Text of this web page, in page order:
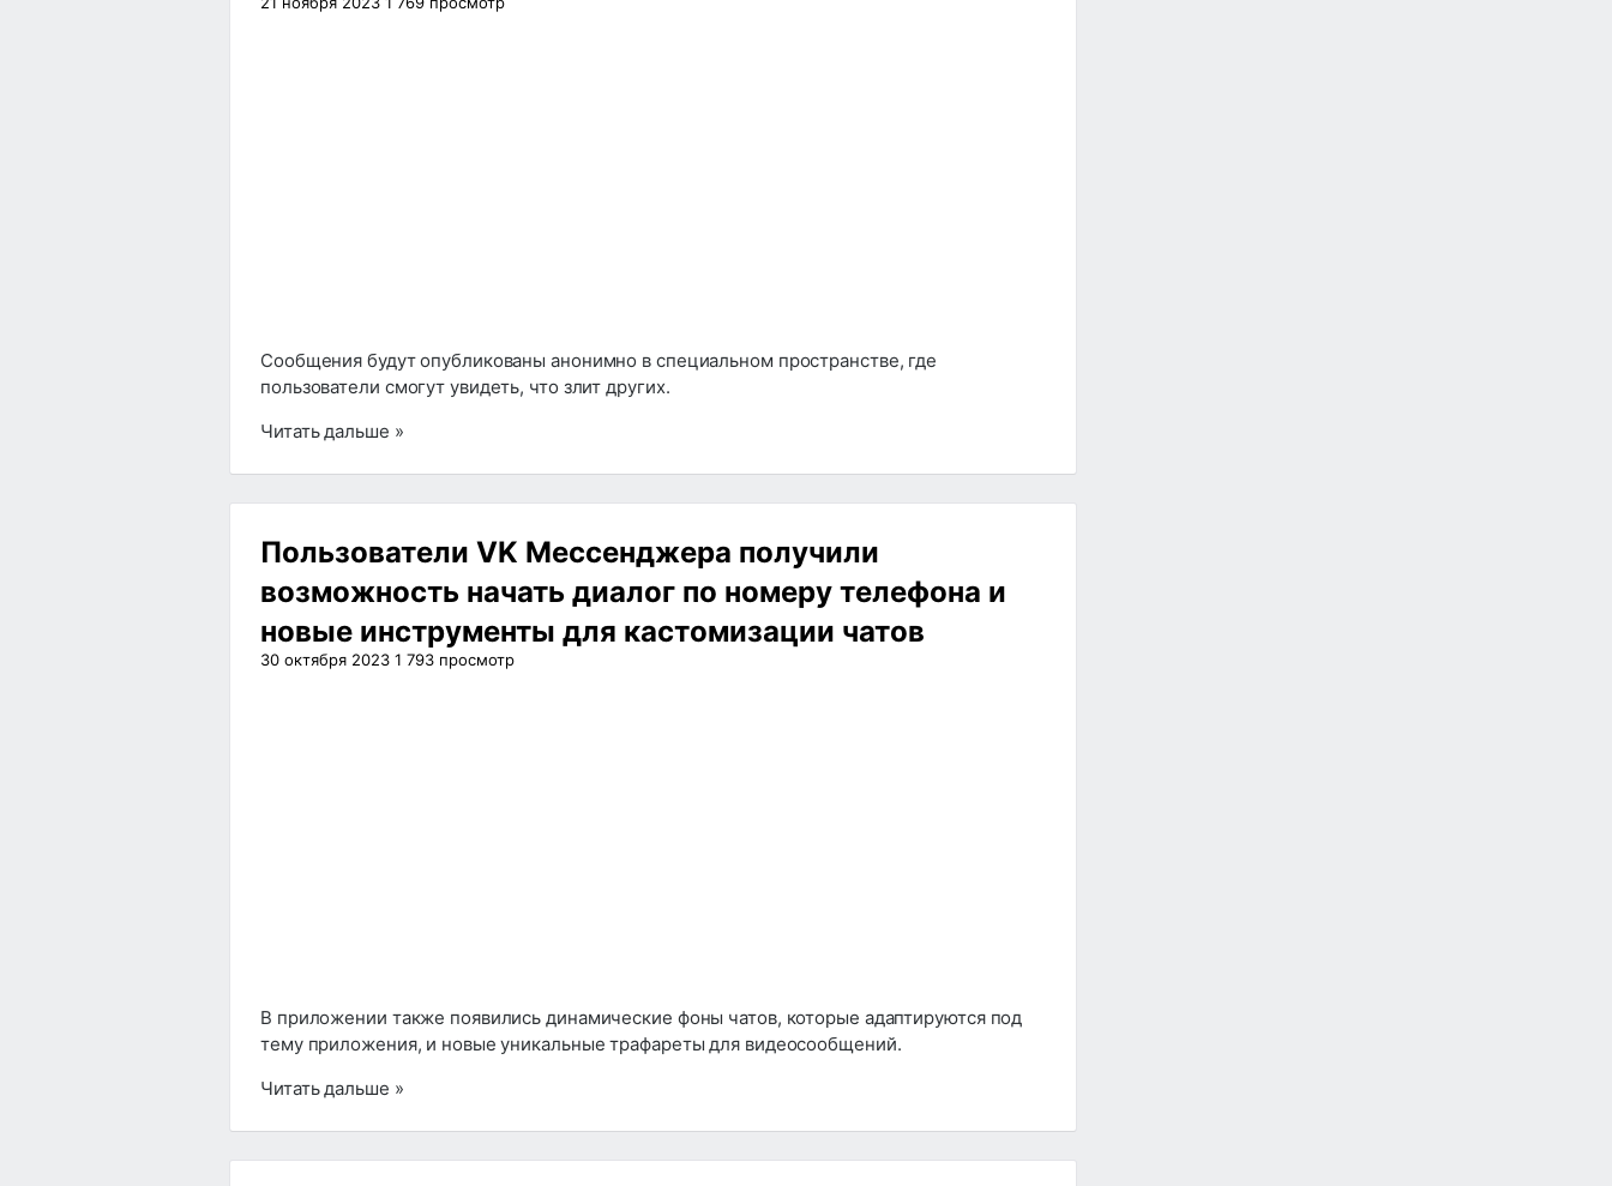
Сообщения будут опубликованы анонимно в специальном пространстве, где
пользователи смогут увидеть, что злит других.
Читать дальше »
Пользователи VK Мессенджера получили
возможность начать диалог по номеру телефона и
новые инструменты для кастомизации чатов
30 октября 2023 1 793 просмотр
В приложении также появились динамические фоны чатов, которые адаптируются под
тему приложения, и новые уникальные трафареты для видеосообщений.
Читать дальше »